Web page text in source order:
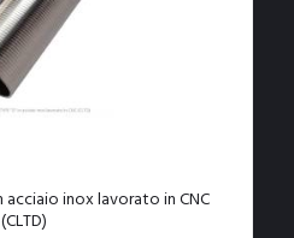
acciaio inox lavorato in CNC
(CLTD)